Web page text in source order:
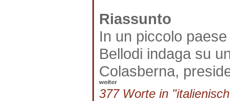
Riassunto
In un piccolo
Bellodi indaga su
Colasberna,
377 Worte in